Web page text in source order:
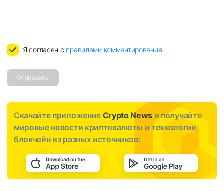
Я согласен с правилами комментирования
Отправить
Скачайте приложение Crypto News и получайте
мировые новости криптовалюты и технологии
блокчейн из разных источников: